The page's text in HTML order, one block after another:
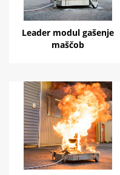
Leader modul gašenje
maščob